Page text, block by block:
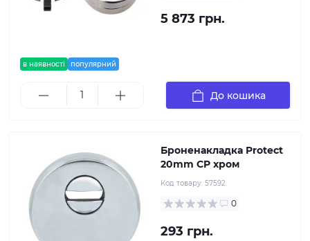
в наявності популярний
5 873 грн.
До кошика
Броненакладка Protect
20mm CP хром
Код товару: 57592
0
293 грн.